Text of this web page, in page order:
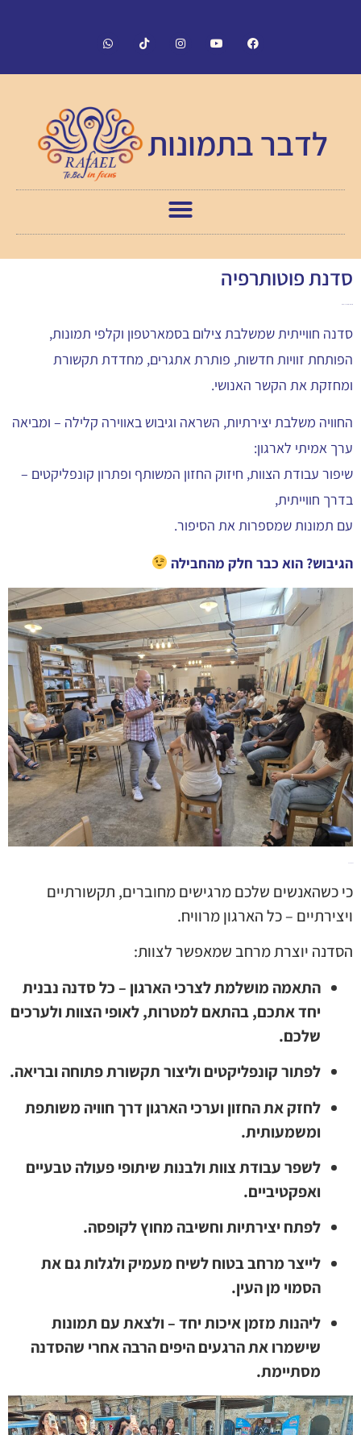
לדבר בתמונות
סדנת פוטותרפיה
סדנה חווייתית שמשלבת צילום בסמארטפון וקלפי תמונות,
הפותחת זוויות חדשות, פותרת אתגרים, מחדדת תקשורת
ומחזקת את הקשר האנושי.
החוויה משלבת יצירתיות, השראה וגיבוש באווירה קלילה – ומביאה
ערך אמיתי לארגון:
שיפור עבודת הצוות, חיזוק החזון המשותף ופתרון קונפליקטים –
בדרך חווייתית,
עם תמונות שמספרות את הסיפור.
הגיבוש? הוא כבר חלק מהחבילה
כי כשהאנשים שלכם מרגישים מחוברים, תקשורתיים
ויצירתיים – כל הארגון מרוויח.
הסדנה יוצרת מרחב שמאפשר לצוות:
התאמה מושלמת לצרכי הארגון – כל סדנה נבנית
יחד אתכם, בהתאם למטרות, לאופי הצוות ולערכים
שלכם.
לפתור קונפליקטים וליצור תקשורת פתוחה ובריאה.
לחזק את החזון וערכי הארגון דרך חוויה משותפת
ומשמעותית.
לשפר עבודת צוות ולבנות שיתופי פעולה טבעיים
ואפקטיביים.
לפתח יצירתיות וחשיבה מחוץ לקופסה.
לייצר מרחב בטוח לשיח מעמיק ולגלות גם את
הסמוי מן העין.
ליהנות מזמן איכות יחד – ולצאת עם תמונות
שישמרו את הרגעים היפים הרבה אחרי שהסדנה
מסתיימת.